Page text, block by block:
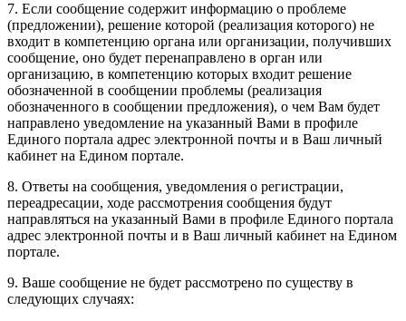
7. Если сообщение содержит информацию о проблеме
(предложении), решение которой (реализация которого) не
входит в компетенцию органа или организации, получивших
сообщение, оно будет перенаправлено в орган или
организацию, в компетенцию которых входит решение
обозначенной в сообщении проблемы (реализация
обозначенного в сообщении предложения), о чем Вам будет
направлено уведомление на указанный Вами в профиле
Единого портала адрес электронной почты и в Ваш личный
кабинет на Едином портале.
8. Ответы на сообщения, уведомления о регистрации,
переадресации, ходе рассмотрения сообщения будут
направляться на указанный Вами в профиле Единого портала
адрес электронной почты и в Ваш личный кабинет на Едином
портале.
9. Ваше сообщение не будет рассмотрено по существу в
следующих случаях: